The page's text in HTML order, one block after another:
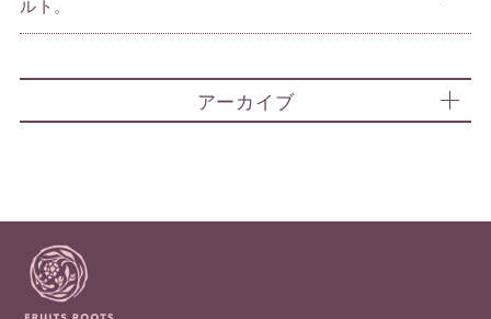
ルト。
アーカイブ